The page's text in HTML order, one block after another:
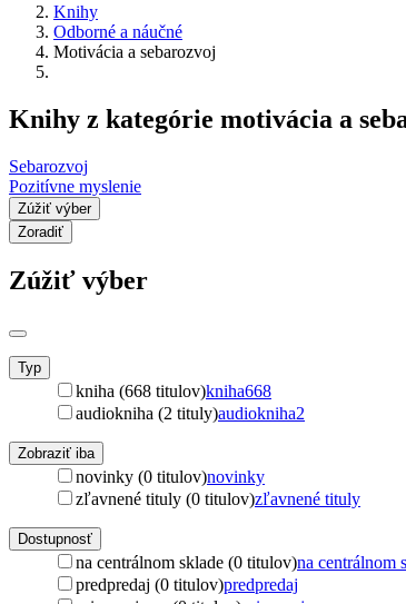
Knihy
Odborné a náučné
Motivácia a sebarozvoj
Knihy z kategórie motivácia a
Sebarozvoj
Pozitívne myslenie
Zúžiť výber
Zoradiť
Zúžiť výber
Typ
kniha (668 titulov)kniha668
audiokniha (2 tituly)audiokniha2
Zobraziť iba
novinky (0 titulov)novinky
zľavnené tituly (0 titulov)zľavnené tituly
Dostupnosť
na centrálnom sklade (0 titulov)na centrálnom
predpredaj (0 titulov)predpredaj